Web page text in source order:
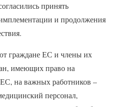
принять
и продолжения
граждане ЕС и члены их
имеющих право на
на важных работников –
персонал,